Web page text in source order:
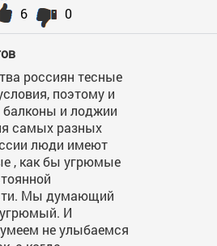
0
6
россиян тесные
поэтому и
балконы и лоджии
самых разных
люди имеют
, как бы угрюмые
Мы думающий
угрюмый. И
не улыбаемся